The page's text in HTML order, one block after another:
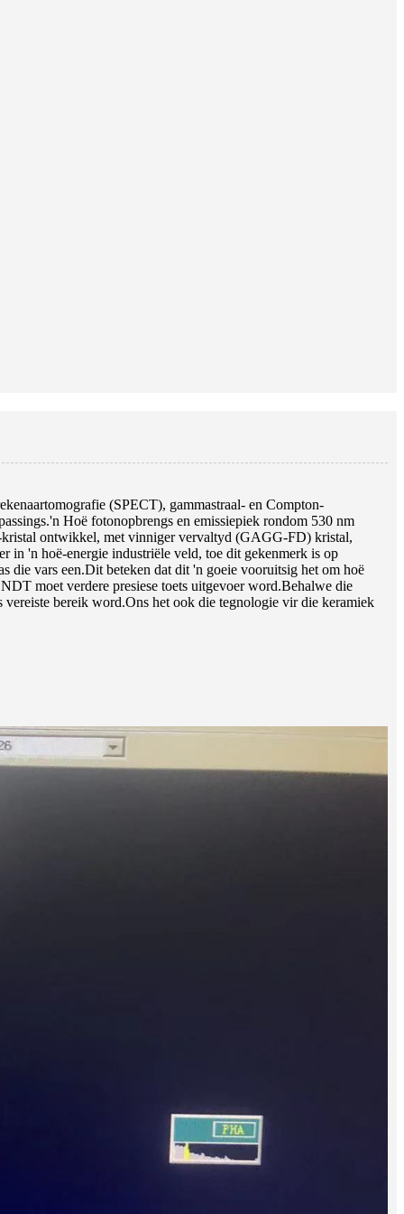
(SPECT), gammastraal- en Compton-
Hoë fotonopbrengs en emissiepiek rondom 530 nm
kristal ontwikkel, met vinniger vervaltyd (GAGG-FD) kristal,
'n hoë-energie industriële veld, toe dit gekenmerk is op
die vars een.Dit beteken dat dit 'n goeie vooruitsig het om hoë
moet verdere presiese toets uitgevoer word.Behalwe die
bereik word.Ons het ook die tegnologie vir die keramiek